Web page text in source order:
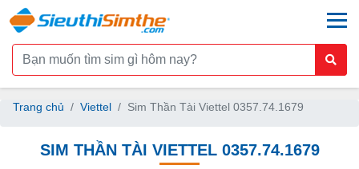
Trang chủ Viettel Sim Thần Tài Viettel 0357.74.1679
SIM THẦN TÀI VIETTEL 0357.74.1679